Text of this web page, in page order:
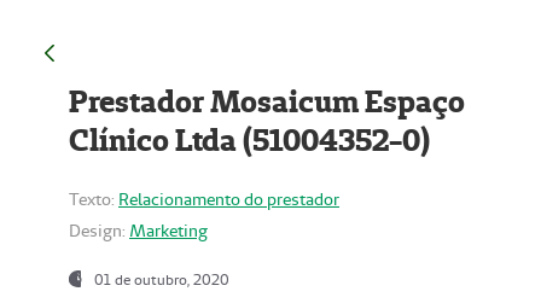
Prestador Mosaicum Espaço
Clínico Ltda (51004352-0)
Texto: Relacionamento do prestador
Design: Marketing
01 de outubro, 2020